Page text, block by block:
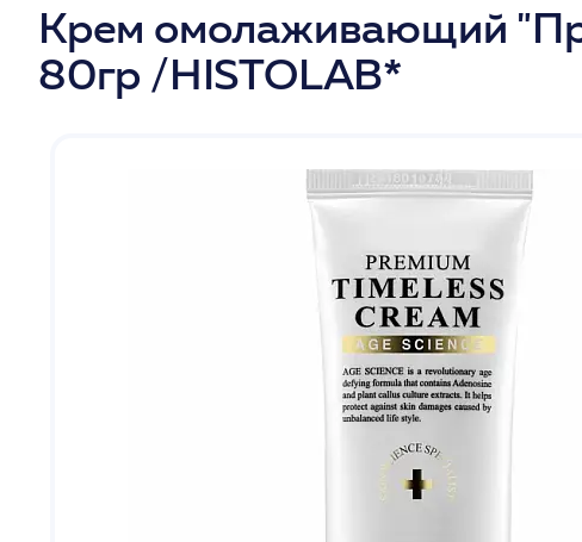
Крем омолаживающий
80гр /HISTOLAB*